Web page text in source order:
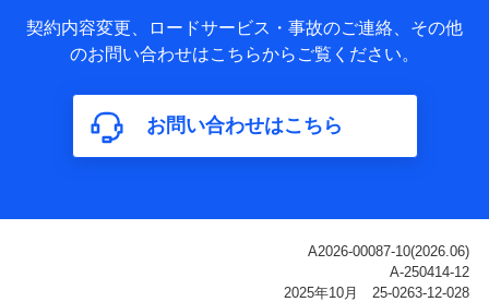
基本情報
氏名、電話番号、メールアドレス、お客さまの識別子、
属性、連絡先、dポイントサービスのご利用に関する情
構成、住所、dポイント残高、dポイント利用履歴などが
含まれます。
利用情報
ご契約状態・ご利用履歴インターネット利用時の行動に
関する情報、アプリケーション利用時の行動に関する情
報、購入されたサービスや商品の名称・購入場所・決済
契約内容変更、ロードサービス・事故のご連絡、その他
のお問い合わせはこちらからご覧ください。
お問い合わせはこちら